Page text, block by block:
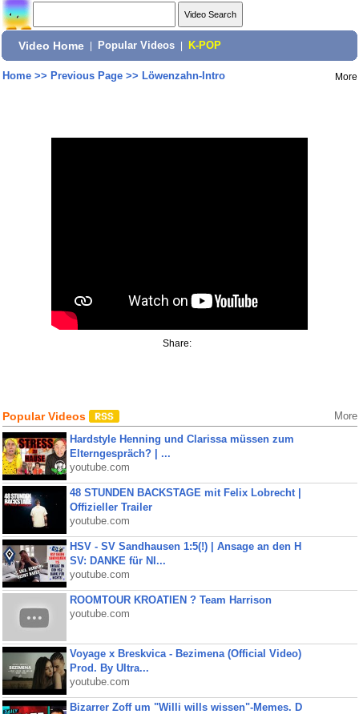
Video Home Popular Videos K-POP
Home>> Previous Page>> Löwenzahn-Intro More
Share:
Popular Videos More
Hardstyle Henning und Clarissa müssen zum
Elterngespräch? | ...
youtube.com
48 STUNDEN BACKSTAGE mit Felix Lobrecht |
Offizieller Trailer
youtube.com
HSV - SV Sandhausen 1:5(!) | Ansage an den H
SV: DANKE für NI...
youtube.com
ROOMTOUR KROATIEN ? Team Harrison
youtube.com
Voyage x Breskvica - Bezimena (Official Video)
Prod. By Ultra...
youtube.com
Bizarrer Zoff um "Willi wills wissen"-Memes. D